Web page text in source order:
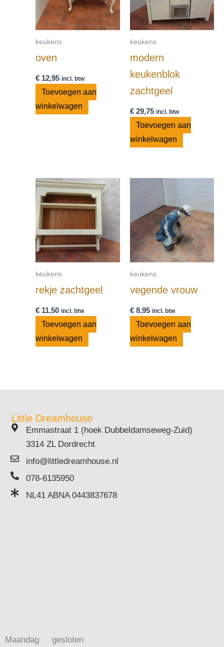
keukens
oven
€ 12,95 incl. btw
Toevoegen aan
winkelwagen
keukens
modern
keukenblok
zachtgeel
€29,75 incl. btw
Toevoegen aan
winkelwagen
keukens
rekje zachtgeel
€ 11,50 incl. btw
Toevoegen aan
winkelwagen
keukens
vegende vrouw
€8,95 incl. btw
Toevoegen aan
winkelwagen
Little Dreamhouse
Emmastraat 1 (hoek Dubbeldamseweg-Zuid)
3314 ZL Dordrecht
info@littledreamhouse.nl
078-6135950
NL41 ABNA 0443837678
Maandag gesloten